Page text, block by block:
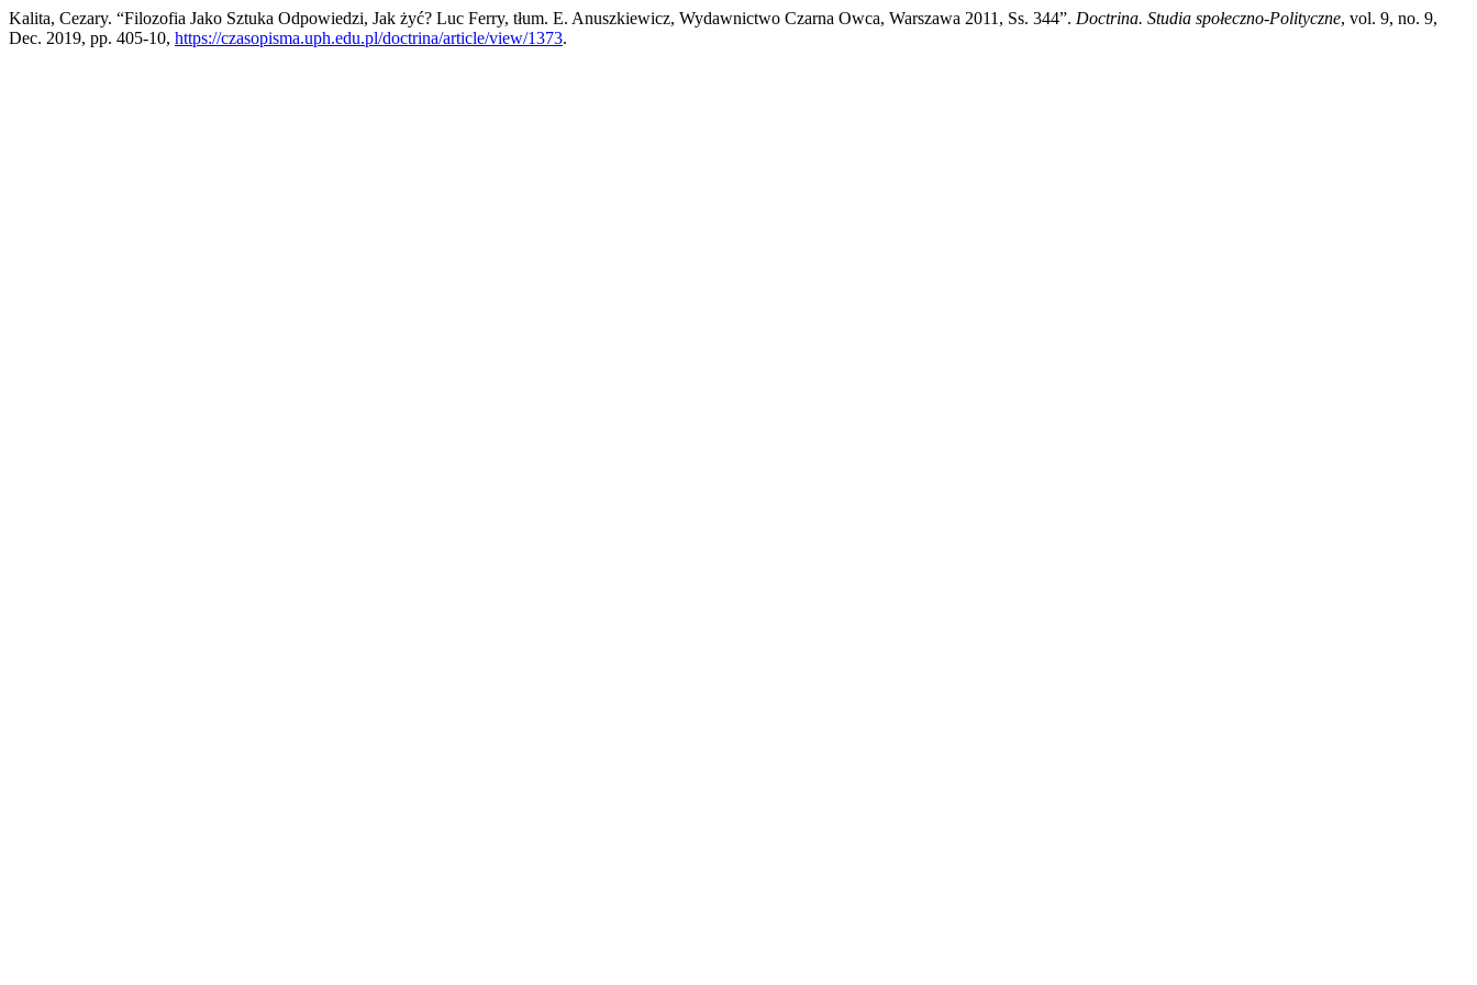
Kalita, Cezary. “Filozofia Jako Sztuka Odpowiedzi, Jak żyć? Luc Ferry, tłum. E. Anuszkiewicz, Wydawnictwo Czarna Owca, Warszawa 2011, Ss. 344”. Doctrina. Studia społeczno-Polityczne, vol. 9, no. 9,
Dec. 2019, pp. 405-10, https://czasopisma.uph.edu.pl/doctrina/article/view/1373.